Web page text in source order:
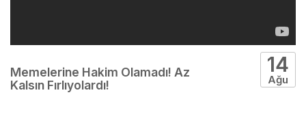
Memelerine Hakim Olamadı! Az
Kalsın Fırlıyolardı!
14
Ağu